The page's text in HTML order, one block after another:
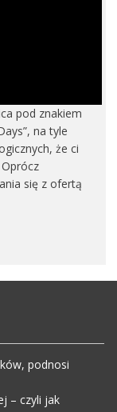
pod znakiem
na tyle
że ci
się z ofertą
podnosi
– czyli jak